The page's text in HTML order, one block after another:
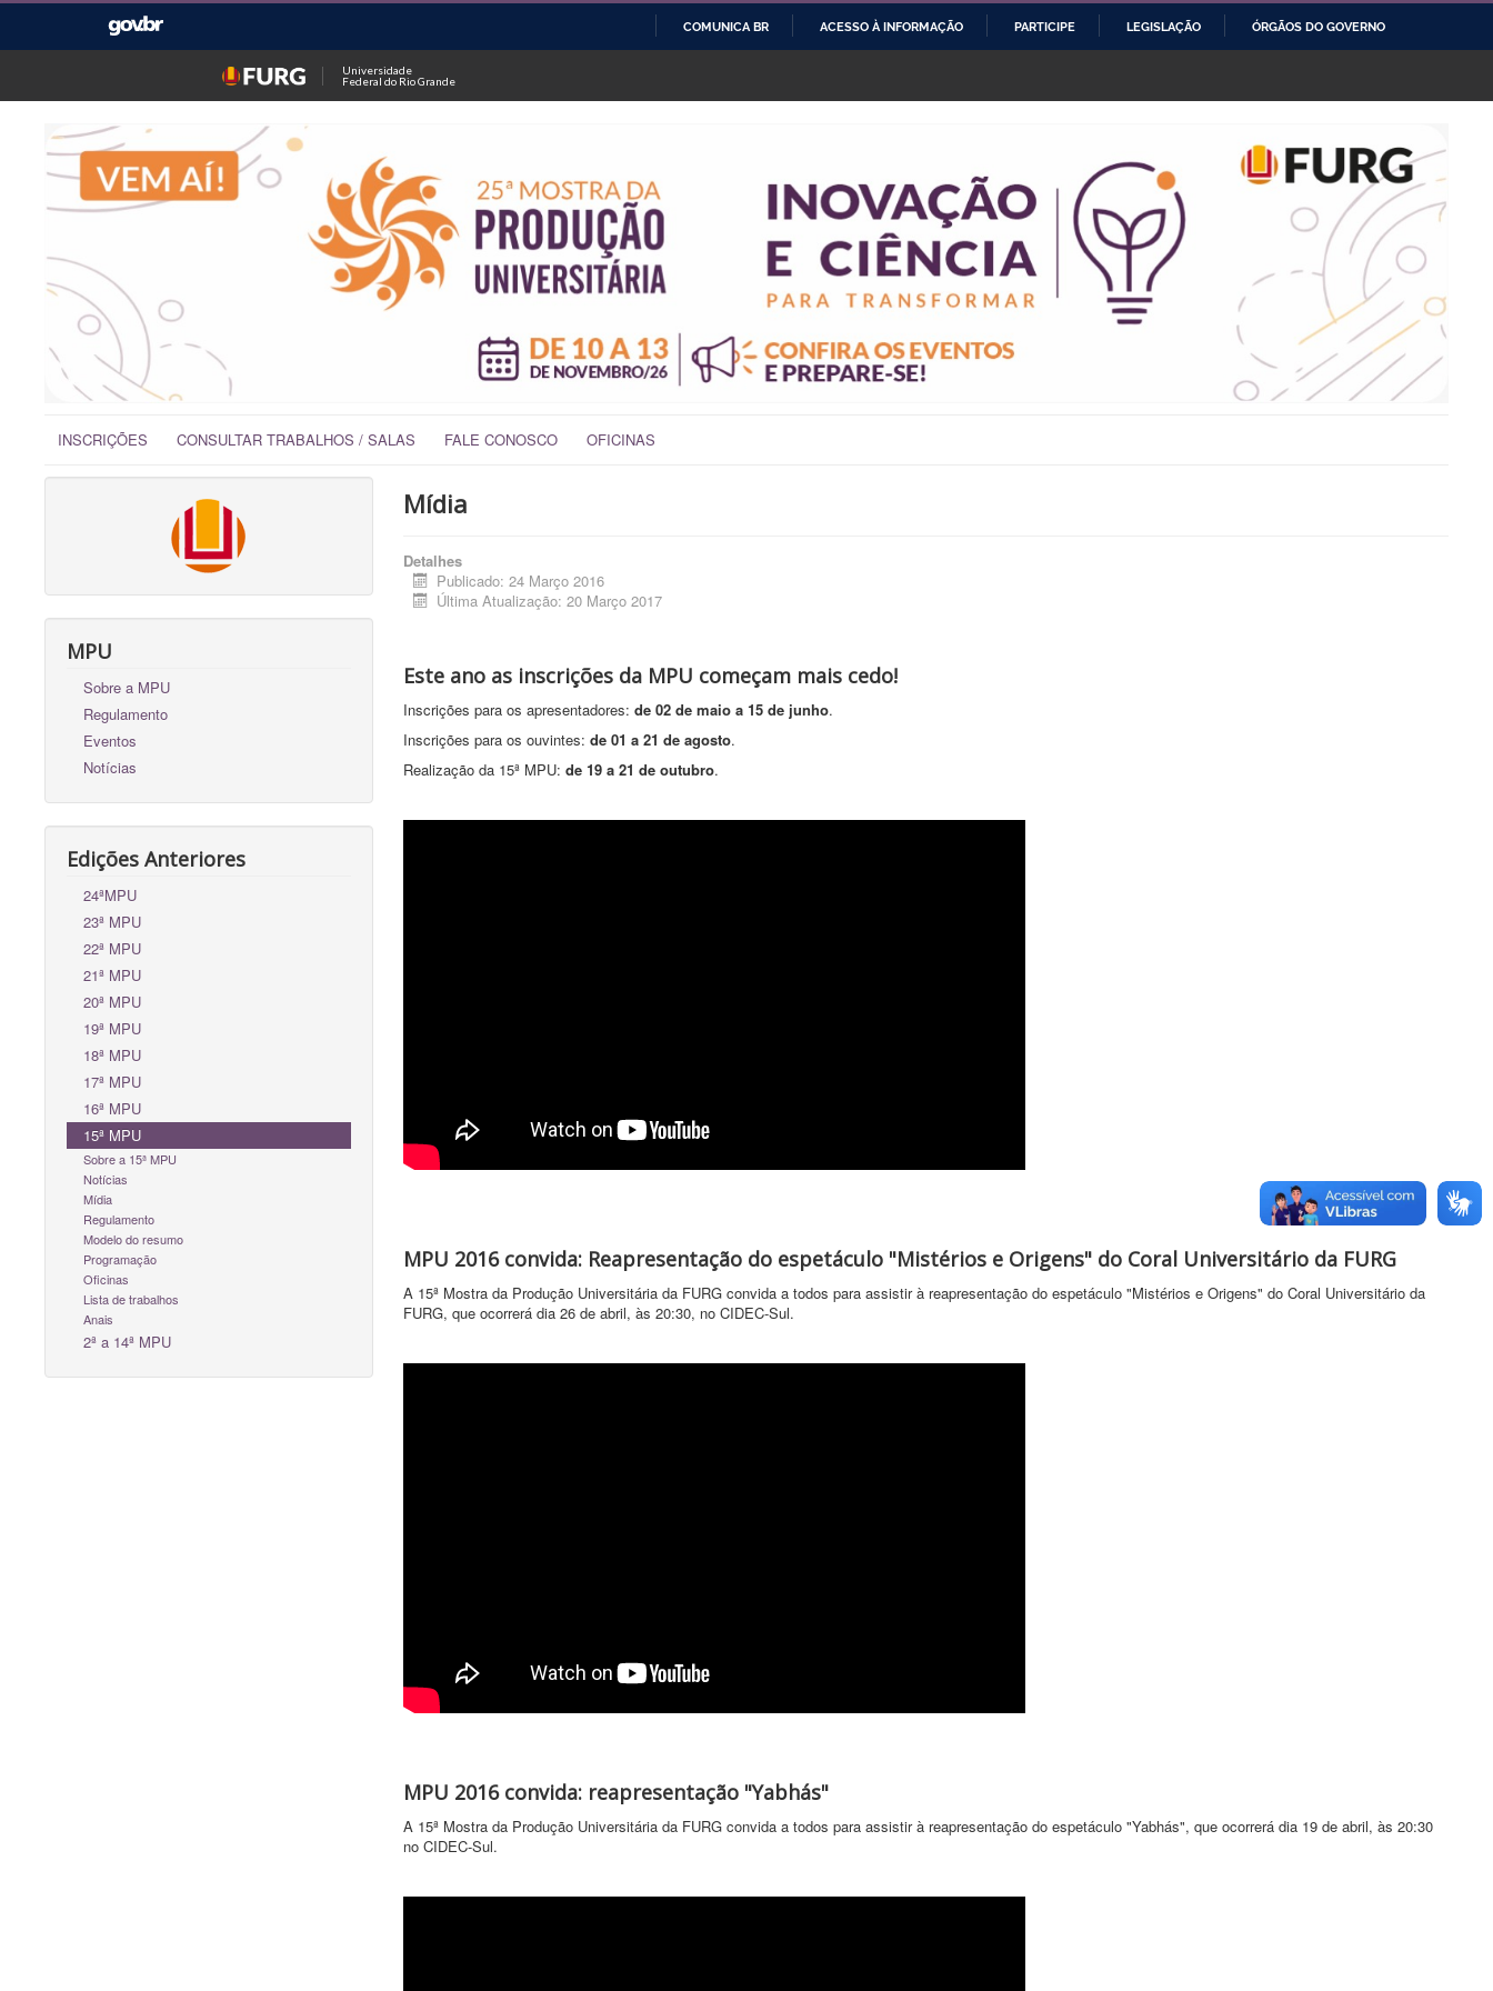
O
COMUNICA BR ACESSO À INFORMAÇÃO PARTICIPE LEGISLAÇÃO ÓRGÃOS DO GOVERNO
Universidade
Federal do Rio Grande
INSCRIÇÕES CONSULTAR TRABALHOS / SALAS FALE CONOSCO OFICINAS
MPU
Sobre a MPU
Regulamento
Eventos
Notícias
Edições Anteriores
24ªMPU
23ª MPU
22ª MPU
21ª MPU
20ª MPU
19ª MPU
18ª MPU
17ª MPU
16ª MPU
15ª MPU
Sobre a 15ª MPU
Notícias
Mídia
Regulamento
Modelo do resumo
Programação
Oficinas
Lista de trabalhos
Anais
2ª a 14ª MPU
Mídia
Detalhes
Publicado: 24 Março 2016
Última Atualização: 20 Março 2017
Este ano as inscrições da MPU começam mais cedo!
Inscrições para os apresentadores: de 02 de maio a 15 de junho.
Inscrições para os ouvintes: de 01 a 21 de agosto.
Realização da 15ª MPU: de 19 a 21 de outubro.
MPU 2016 convida: Reapresentação do espetáculo "Mistérios e Origens" do Coral Universitário da FURG
A 15ª Mostra da Produção Universitária da FURG convida a todos para assistir à reapresentação do espetáculo "Mistérios e Origens" do Coral Universitário da
FURG, que ocorrerá dia 26 de abril, às 20:30, no CIDEC-Sul.
MPU 2016 convida: reapresentação "Yabhás"
A 15ª Mostra da Produção Universitária da FURG convida a todos para assistir à reapresentação do espetáculo "Yabhás", que ocorrerá dia 19 de abril, às 20:30
no CIDEC-Sul.